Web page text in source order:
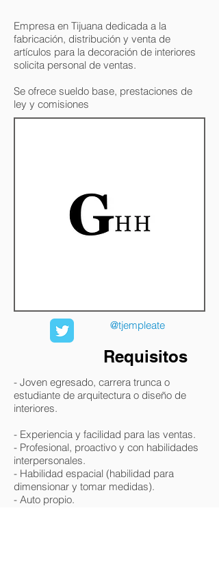
Empresa en Tijuana dedicada a la
fabricación, distribución y venta de
artículos para la decoración de interiores
solicita personal de ventas.
Se ofrece sueldo base, prestaciones de
ley y comisiones
Requisitos
- Joven egresado, carrera trunca o
estudiante de arquitectura o diseño de
interiores.
- Experiencia y facilidad para las ventas.
- Profesional, proactivo y con habilidades
interpersonales.
- Habilidad espacial (habilidad para
dimensionar y tomar medidas).
- Auto propio.
@tjempleate